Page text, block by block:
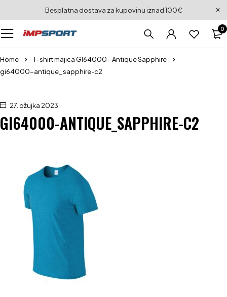
Besplatna dostava za kupovinu iznad 100€
0
Home
T-shirt majica GI64000 - Antique Sapphire
gi64000-antique_sapphire-c2
27. ožujka 2023.
GI64000-ANTIQUE_SAPPHIRE-C2